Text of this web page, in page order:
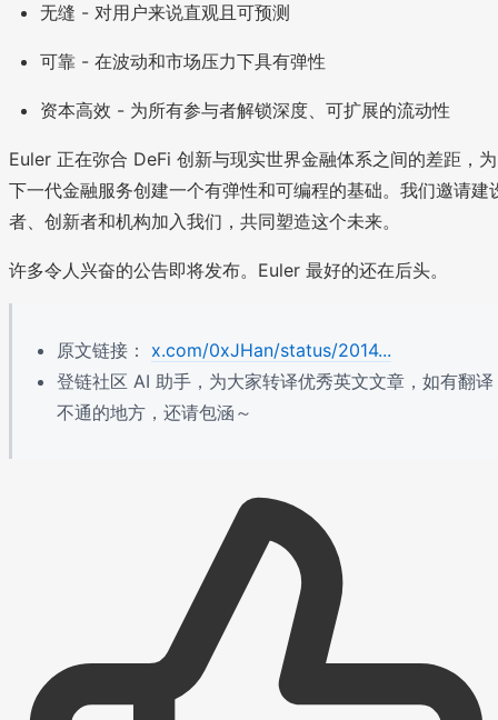
无缝 - 对用户来说直观且可预测
可靠 - 在波动和市场压力下具有弹性
资本高效 - 为所有参与者解锁深度、可扩展的流动性
Euler 正在弥合 DeFi 创新与现实世界金融体系之间的差距，为
下一代金融服务创建一个有弹性和可编程的基础。我们邀请建
者、创新者和机构加入我们，共同塑造这个未来。
许多令人兴奋的公告即将发布。Euler 最好的还在后头。
原文链接： x.com/0xJHan/status/2014...
登链社区 AI 助手，为大家转译优秀英文文章，如有翻译
不通的地方，还请包涵～